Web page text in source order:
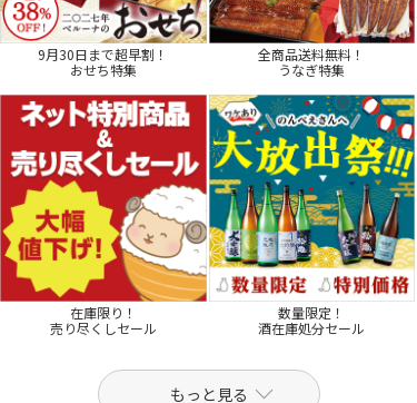
9月30日まで超早割！
おせち特集
全商品送料無料！
うなぎ特集
在庫限り！
売り尽くしセール
数量限定！
酒在庫処分セール
もっと見る